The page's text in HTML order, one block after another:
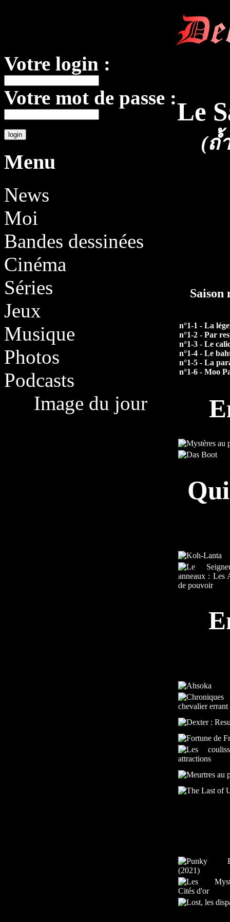
Votre login :
Votre mot de passe :
Menu
News
Moi
Bandes dessinées
Cinéma
Séries
Jeux
Musique
Photos
Podcasts
Image du jour
Le
(ถ้
Saison
n°1-1 - La
n°1-2 - Par
n°1-3 - Le
n°1-4 - Le
n°1-5 - La
n°1-6 - Moo